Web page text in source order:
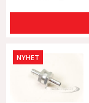
NYHET